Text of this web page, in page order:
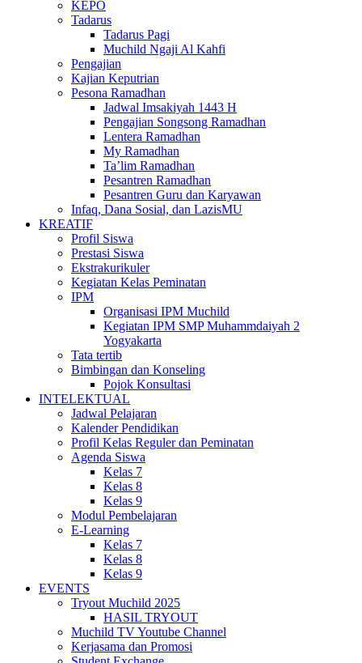
KEPO
Tadarus
Tadarus Pagi
Muchild Ngaji Al Kahfi
Pengajian
Kajian Keputrian
Pesona Ramadhan
Jadwal Imsakiyah 1443 H
Pengajian Songsong Ramadhan
Lentera Ramadhan
My Ramadhan
Ta’lim Ramadhan
Pesantren Ramadhan
Pesantren Guru dan Karyawan
Infaq, Dana Sosial, dan LazisMU
KREATIF
Profil Siswa
Prestasi Siswa
Ekstrakurikuler
Kegiatan Kelas Peminatan
IPM
Organisasi IPM Muchild
Kegiatan IPM SMP Muhammdaiyah 2
Yogyakarta
Tata tertib
Bimbingan dan Konseling
Pojok Konsultasi
INTELEKTUAL
Jadwal Pelajaran
Kalender Pendidikan
Profil Kelas Reguler dan Peminatan
Agenda Siswa
Kelas 7
Kelas 8
Kelas 9
Modul Pembelajaran
E-Learning
Kelas 7
Kelas 8
Kelas 9
EVENTS
Tryout Muchild 2025
HASIL TRYOUT
Muchild TV Youtube Channel
Kerjasama dan Promosi